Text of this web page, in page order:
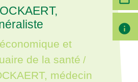
et
de la santé /
médecin
info